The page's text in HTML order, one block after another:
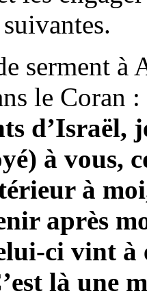
serment à
le Coran :
d’Israël,
à vous,
à
après
ci vint à
là une